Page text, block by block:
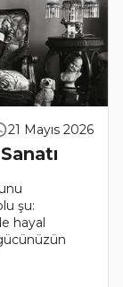
21 Mayıs 2026
şu:
hayal